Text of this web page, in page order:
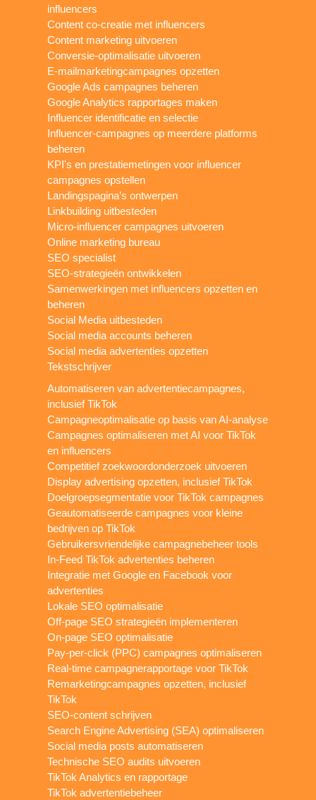
influencers
Content co-creatie met influencers
Content marketing uitvoeren
Conversie-optimalisatie uitvoeren
E-mailmarketingcampagnes opzetten
Google Ads campagnes beheren
Google Analytics rapportages maken
Influencer identificatie en selectie
Influencer-campagnes op meerdere platforms
beheren
KPI's en prestatiemetingen voor influencer
campagnes opstellen
Landingspagina’s ontwerpen
Linkbuilding uitbesteden
Micro-influencer campagnes uitvoeren
Online marketing bureau
SEO specialist
SEO-strategieën ontwikkelen
Samenwerkingen met influencers opzetten en
beheren
Social Media uitbesteden
Social media accounts beheren
Social media advertenties opzetten
Tekstschrijver
Automatiseren van advertentiecampagnes,
inclusief TikTok
Campagneoptimalisatie op basis van AI-analyse
Campagnes optimaliseren met AI voor TikTok
en influencers
Competitief zoekwoordonderzoek uitvoeren
Display advertising opzetten, inclusief TikTok
Doelgroepsegmentatie voor TikTok campagnes
Geautomatiseerde campagnes voor kleine
bedrijven op TikTok
Gebruikersvriendelijke campagnebeheer tools
In-Feed TikTok advertenties beheren
Integratie met Google en Facebook voor
advertenties
Lokale SEO optimalisatie
Off-page SEO strategieën implementeren
On-page SEO optimalisatie
Pay-per-click (PPC) campagnes optimaliseren
Real-time campagnerapportage voor TikTok
Remarketingcampagnes opzetten, inclusief
TikTok
SEO-content schrijven
Search Engine Advertising (SEA) optimaliseren
Social media posts automatiseren
Technische SEO audits uitvoeren
TikTok Analytics en rapportage
TikTok advertentiebeheer